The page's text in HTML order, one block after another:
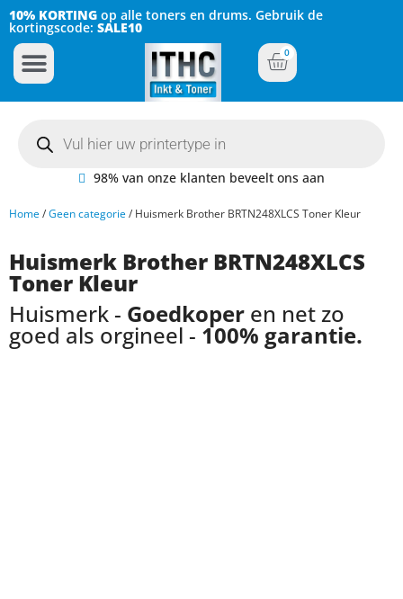
10% KORTING op alle toners en drums. Gebruik de
kortingscode: SALE10
0
98% van onze klanten beveelt ons aan
Home/Geen categorie/ Huismerk Brother BRTN248XLCS Toner Kleur
Huismerk Brother BRTN248XLCS
Toner Kleur
Huismerk - Goedkoper en net zo
goed als orgineel - 100% garantie.